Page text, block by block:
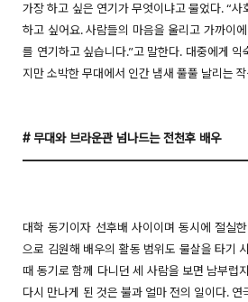
가장 하고 싶은 연기가 무엇이냐고 물었다. “
하고 싶어요. 사람들의 마음을 울리고 가까이
를 연기하고 싶습니다.”고 말한다. 대중에게
지만 소박한 무대에서 인간 냄새 풀풀 날리는
# 무대와 브라운관 넘나드는 전천후 배우
대학 동기이자 선후배 사이이며 동시에 절실
으로 김원해 배우의 활동 범위도 물살을 타기
때 동기로 함께 다니던 세 사람을 보면 남부럽
다시 만나게 된 것은 불과 얼마 전의 일이다.